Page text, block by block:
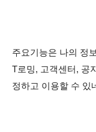
주요기능은 나의 정
T로밍, 고객센터, 공
정하고 이용할 수 있